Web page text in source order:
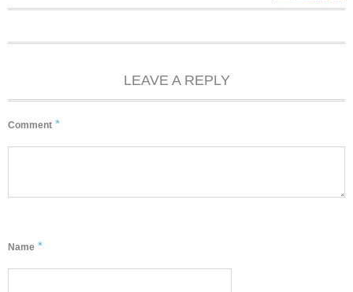
LEAVE A REPLY
Comment *
Name *